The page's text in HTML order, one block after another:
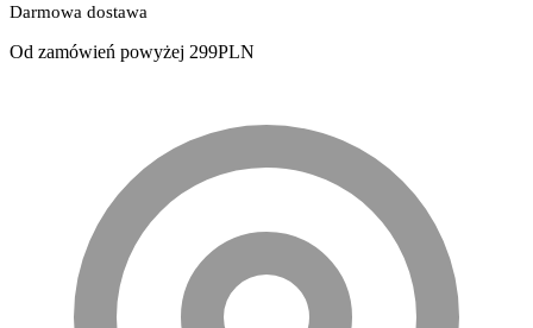
Darmowa dostawa
Od zamówień powyżej 299PLN